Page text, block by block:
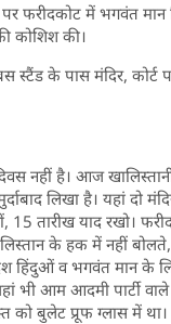
फरीदकोट में भगवंत
कोशिश की।
स्टैंड के पास मंदिर, कोर्ट
नहीं है। आज
लिखा है। यहां दो
तारीख याद रखो।
के हक में नहीं बोलते,
हिंदुओं व भगवंत मान के
भी आम आदमी पार्टी वाले
बुलेट प्रूफ ग्लास में था।